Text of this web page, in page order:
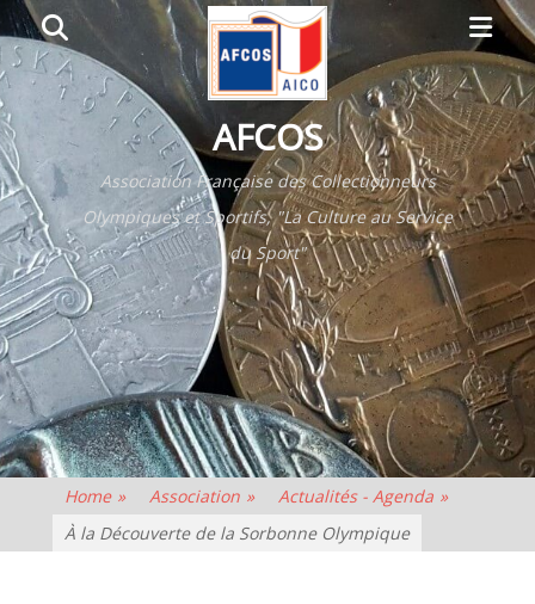
AFCOS
Association Française des Collectionneurs
Olympiques et Sportifs, "La Culture au Service
du Sport"
Menu
Search
Home » Association » Actualités - Agenda »
À la Découverte de la Sorbonne Olympique